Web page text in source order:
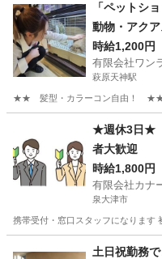
「ペットシ
動物・アク
時給1,200円
有限会社ワン
萩原天神駅
★★ 髪型・カラーコン自由！ ★★
萩原天神駅
★週休3日★
者大歓迎
時給1,800円
有限会社カナ
泉大津市
携帯受付・窓口スタッフになります
携帯ショッ
土日祝勤務